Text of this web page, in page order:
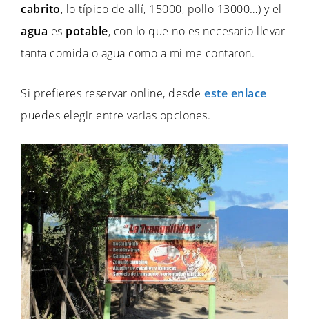
cabrito, lo típico de allí, 15000, pollo 13000…) y el
agua es potable, con lo que no es necesario llevar
tanta comida o agua como a mi me contaron.
Si prefieres reservar online, desde este enlace
puedes elegir entre varias opciones.